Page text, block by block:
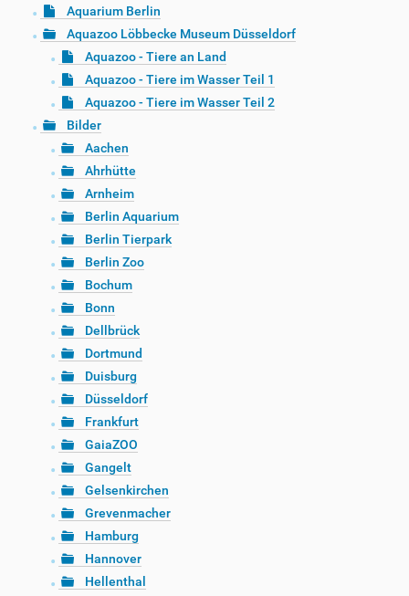
Aquarium Berlin
Aquazoo Löbbecke Museum Düsseldorf
Aquazoo - Tiere an Land
Aquazoo - Tiere im Wasser Teil 1
Aquazoo - Tiere im Wasser Teil 2
Bilder
Aachen
Ahrhütte
Arnheim
Berlin Aquarium
Berlin Tierpark
Berlin Zoo
Bochum
Bonn
Dellbrück
Dortmund
Duisburg
Düsseldorf
Frankfurt
GaiaZOO
Gangelt
Gelsenkirchen
Grevenmacher
Hamburg
Hannover
Hellenthal